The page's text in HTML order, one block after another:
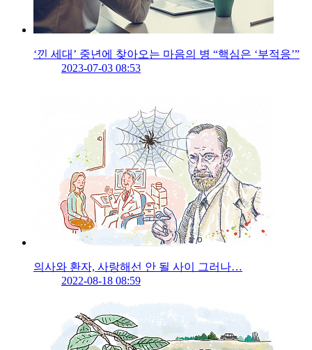
‘낀 세대’ 중년에 찾아오는 마음의 병 “핵심은 ‘부적응’”
2023-07-03 08:53
의사와 환자, 사랑해선 안 될 사이 그러나…
2022-08-18 08:59